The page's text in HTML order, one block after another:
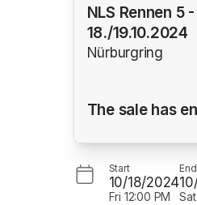
NLS Rennen 5
18./19.10.2024
Nürburgring
The sale has
Start
10/18/2024
Fri 12:00 PM
End
Sat